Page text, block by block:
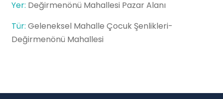
Yer: Değirmenönü Mahallesi Pazar Alanı
Tür: Geleneksel Mahalle Çocuk Şenlikleri-
Değirmenönü Mahallesi